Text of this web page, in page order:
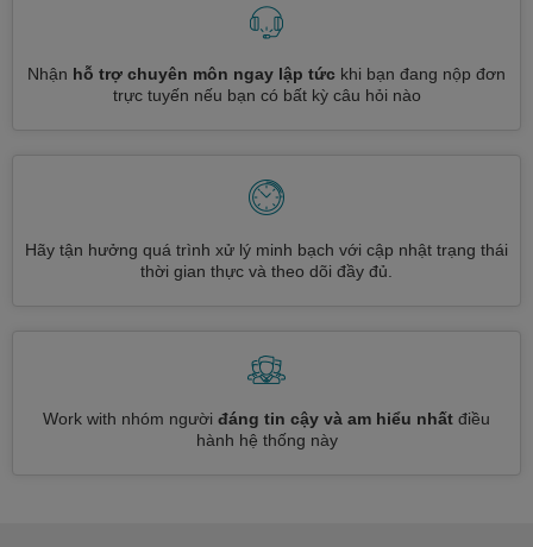
Nhận hỗ trợ chuyên môn ngay lập tức khi bạn đang nộp đơn
trực tuyến nếu bạn có bất kỳ câu hỏi nào
Hãy tận hưởng quá trình xử lý minh bạch với cập nhật trạng thái
thời gian thực và theo dõi đầy đủ.
Work with nhóm người đáng tin cậy và am hiểu nhất điều
hành hệ thống này